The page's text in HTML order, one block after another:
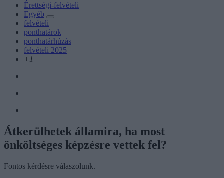
Érettségi-felvételi
Egyéb
felvételi
ponthatárok
ponthatárhúzás
felvételi 2025
+1
Átkerülhetek államira, ha most
önköltséges képzésre vettek fel?
Fontos kérdésre válaszolunk.